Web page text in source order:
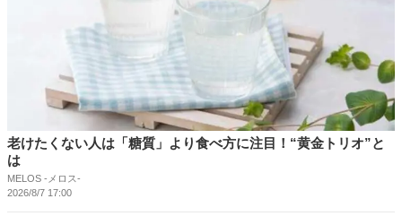
老けたくない人は「糖質」より食べ方に注目！“黄金トリオ”と
は
MELOS -メロス-
2026/8/7 17:00